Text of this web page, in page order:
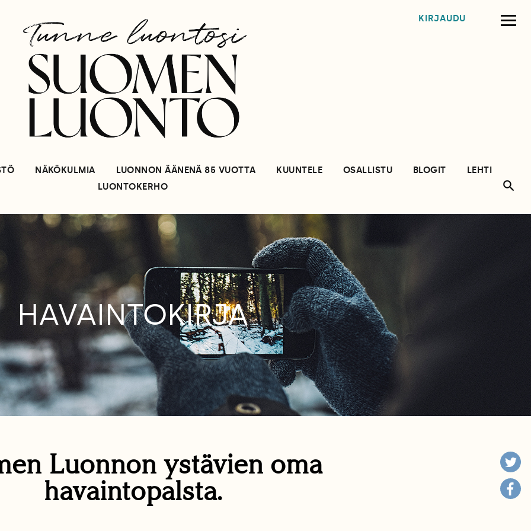
KIRJAUDU
NÄKÖKULMIA LUONNON ÄÄNENÄ 85 VUOTTA KUUNTELE OSALLISTU BLOGIT
LEHTI
LUONTOKERHO
HAVAINTOKIRJA
Luonnon ystävien oma
havaintopalsta.